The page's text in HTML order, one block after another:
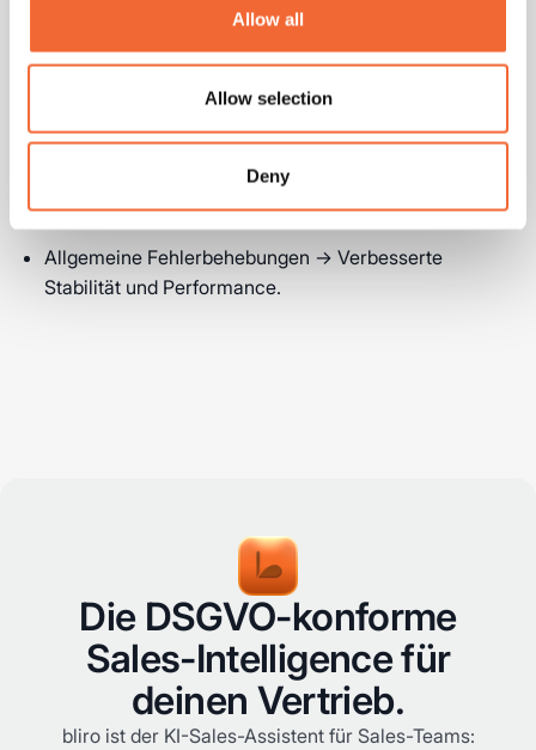
Allow all
Allow selection
Deny
unser Engineering-Team.
Meeting-Timer-Fix → Der Meeting-Timer funktioniert
Kalenderauswahl → Wähle, für welche
Kalenderereignisse die App eine Transkriptions-
Erinnerung senden soll.
Allgemeine Fehlerbehebungen → Verbesserte
Stabilität und Performance.
Die DSGVO-konforme
Sales-Intelligence für
deinen Vertrieb.
bliro ist der KI-Sales-Assistent für Sales-Teams: